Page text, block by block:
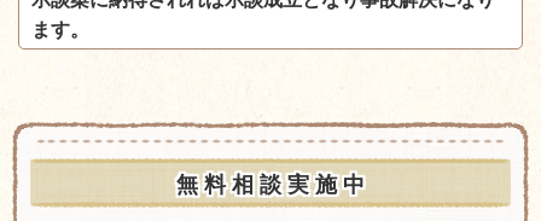
ます。
無 料 相 談 実 施 中